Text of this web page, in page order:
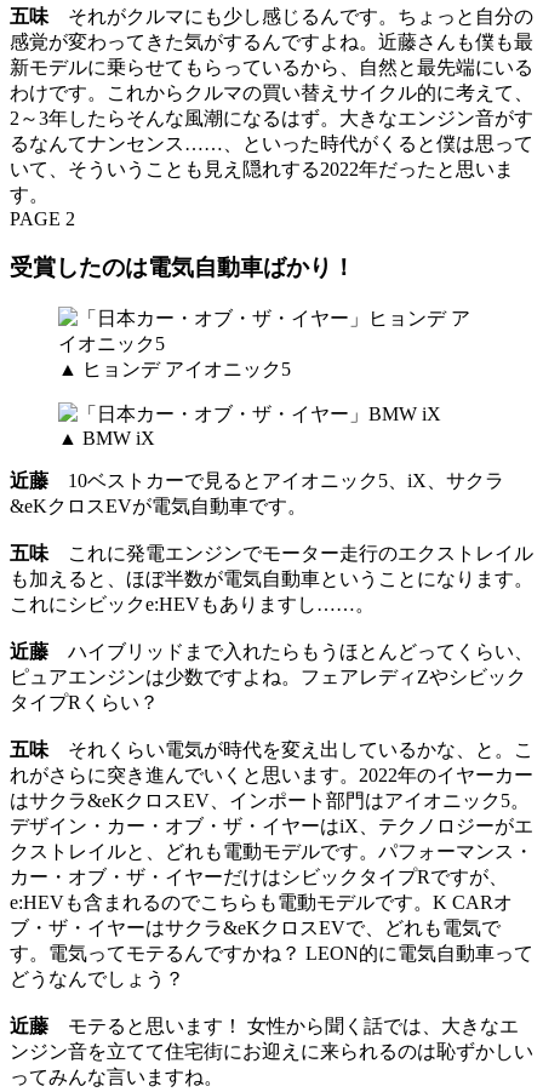
五味 それがクルマにも少し感じるんです。ちょっと自分の
感覚が変わってきた気がするんですよね。近藤さんも僕も最
新モデルに乗らせてもらっているから、自然と最先端にいる
わけです。これからクルマの買い替えサイクル的に考えて、
2～3年したらそんな風潮になるはず。大きなエンジン音がす
るなんてナンセンス……、といった時代がくると僕は思って
いて、そういうことも見え隠れする2022年だったと思いま
す。
PAGE 2
受賞したのは電気自動車ばかり！
▲ ヒョンデ アイオニック5
▲ BMW iX
近藤 10ベストカーで見るとアイオニック5、iX、サクラ
&eKクロスEVが電気自動車です。
五味 これに発電エンジンでモーター走行のエクストレイル
も加えると、ほぼ半数が電気自動車ということになります。
これにシビックe:HEVもありますし……。
近藤 ハイブリッドまで入れたらもうほとんどってくらい、
ピュアエンジンは少数ですよね。フェアレディZやシビック
タイプRくらい？
五味 それくらい電気が時代を変え出しているかな、と。こ
れがさらに突き進んでいくと思います。2022年のイヤーカー
はサクラ&eKクロスEV、インポート部門はアイオニック5。
デザイン・カー・オブ・ザ・イヤーはiX、テクノロジーがエ
クストレイルと、どれも電動モデルです。パフォーマンス・
カー・オブ・ザ・イヤーだけはシビックタイプRですが、
e:HEVも含まれるのでこちらも電動モデルです。K CARオ
ブ・ザ・イヤーはサクラ&eKクロスEVで、どれも電気で
す。電気ってモテるんですかね？ LEON的に電気自動車って
どうなんでしょう？
近藤 モテると思います！ 女性から聞く話では、大きなエ
ンジン音を立てて住宅街にお迎えに来られるのは恥ずかしい
ってみんな言いますね。